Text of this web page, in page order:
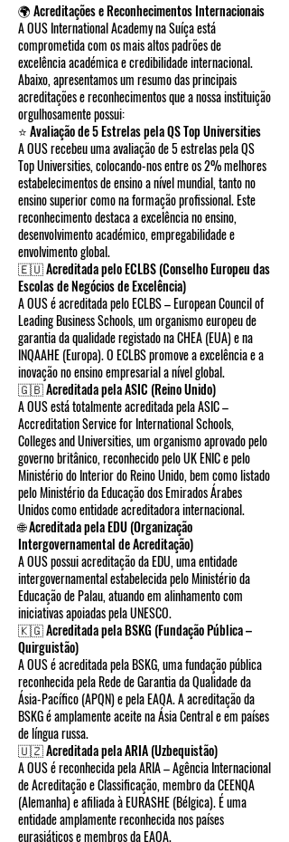
🌍 Acreditações e Reconhecimentos Internacionais
A OUS International Academy na Suíça está
comprometida com os mais altos padrões de
excelência académica e credibilidade internacional.
Abaixo, apresentamos um resumo das principais
acreditações e reconhecimentos que a nossa instituição
orgulhosamente possui:
⭐ Avaliação de 5 Estrelas pela QS Top Universities
A OUS recebeu uma avaliação de 5 estrelas pela QS
Top Universities, colocando-nos entre os 2% melhores
estabelecimentos de ensino a nível mundial, tanto no
ensino superior como na formação profissional. Este
reconhecimento destaca a excelência no ensino,
desenvolvimento académico, empregabilidade e
envolvimento global.
🇪🇺 Acreditada pelo ECLBS (Conselho Europeu das
Escolas de Negócios de Excelência)
A OUS é acreditada pelo ECLBS – European Council of
Leading Business Schools, um organismo europeu de
garantia da qualidade registado na CHEA (EUA) e na
INQAAHE (Europa). O ECLBS promove a excelência e a
inovação no ensino empresarial a nível global.
🇬🇧 Acreditada pela ASIC (Reino Unido)
A OUS está totalmente acreditada pela ASIC –
Accreditation Service for International Schools,
Colleges and Universities, um organismo aprovado pelo
governo britânico, reconhecido pelo UK ENIC e pelo
Ministério do Interior do Reino Unido, bem como listado
pelo Ministério da Educação dos Emirados Árabes
Unidos como entidade acreditadora internacional.
🌐 Acreditada pela EDU (Organização
Intergovernamental de Acreditação)
A OUS possui acreditação da EDU, uma entidade
intergovernamental estabelecida pelo Ministério da
Educação de Palau, atuando em alinhamento com
iniciativas apoiadas pela UNESCO.
🇰🇬 Acreditada pela BSKG (Fundação Pública –
Quirguistão)
A OUS é acreditada pela BSKG, uma fundação pública
reconhecida pela Rede de Garantia da Qualidade da
Ásia-Pacífico (APQN) e pela EAQA. A acreditação da
BSKG é amplamente aceite na Ásia Central e em países
de língua russa.
🇺🇿 Acreditada pela ARIA (Uzbequistão)
A OUS é reconhecida pela ARIA – Agência Internacional
de Acreditação e Classificação, membro da CEENQA
(Alemanha) e afiliada à EURASHE (Bélgica). É uma
entidade amplamente reconhecida nos países
eurasiáticos e membros da EAQA.